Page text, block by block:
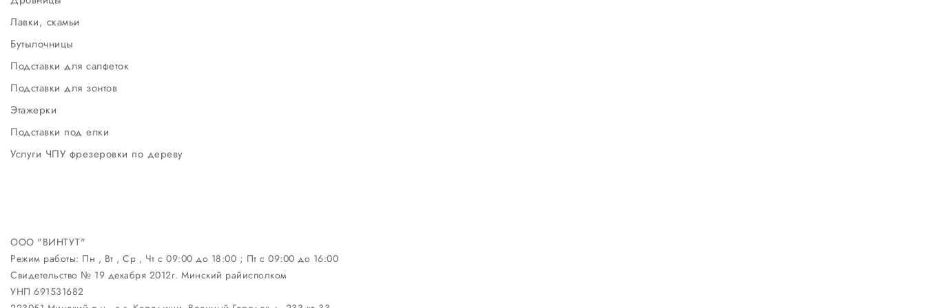
Лавки, скамьи
Бутылочницы
Подставки для салфеток
Подставки для зонтов
Этажерки
Подставки под елки
Услуги ЧПУ фрезеровки по дереву
ООО "ВИНТУТ"
Режим работы: Пн , Вт , Ср , Чт c 09:00 до 18:00 ; Пт c 09:00 до 16:00
Свидетельство № 19 декабря 2012г. Минский райисполком
УНП 691531682